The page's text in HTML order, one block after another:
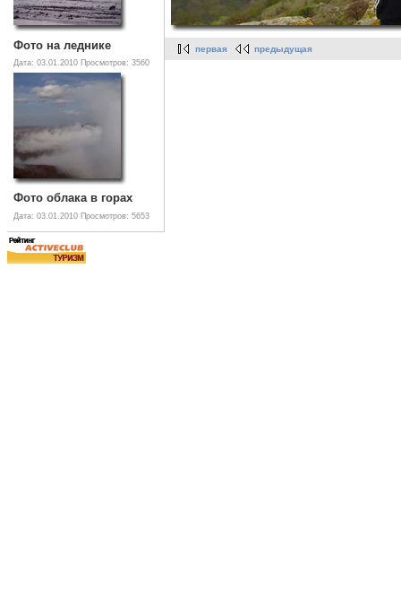
Фото на леднике
Дата: 03.01.2010 Просмотров: 3560
Фото облака в горах
Дата: 03.01.2010 Просмотров: 5653
первая предыдущая